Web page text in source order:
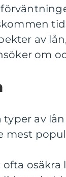
av
om
typer av
mest
ofta